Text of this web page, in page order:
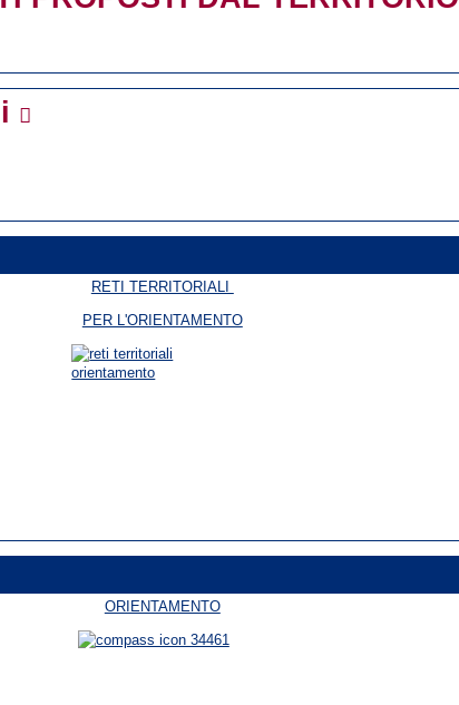
RETI TERRITORIALI
PER L'ORIENTAMENTO
ORIENTAMENTO